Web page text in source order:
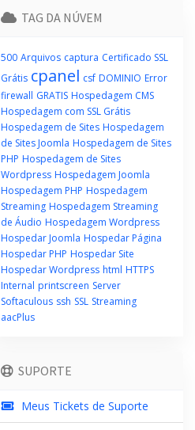
TAG DA NÚVEM
500 Arquivos captura Certificado SSL
Grátis cpanel csf DOMINIO Error
firewall GRATIS Hospedagem CMS
Hospedagem com SSL Grátis
Hospedagem de Sites Hospedagem
de Sites Joomla Hospedagem de Sites
PHP Hospedagem de Sites
Wordpress Hospedagem Joomla
Hospedagem PHP Hospedagem
Streaming Hospedagem Streaming
de Áudio Hospedagem Wordpress
Hospedar Joomla Hospedar Página
Hospedar PHP Hospedar Site
Hospedar Wordpress html HTTPS
Internal printscreen Server
Softaculous ssh SSL Streaming
aacPlus
SUPORTE
Meus Tickets de Suporte